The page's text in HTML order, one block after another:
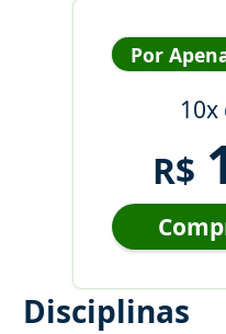
Por
10x
R$
Disciplinas